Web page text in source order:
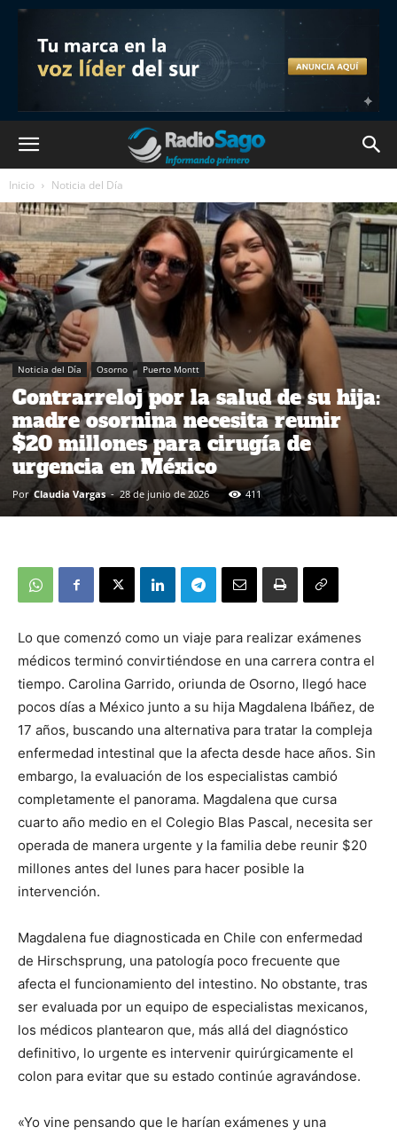
Inicio Noticia del Día
Noticia del Día Osorno Puerto Montt
Contrarreloj por la salud de su hija:
madre osornina necesita reunir
$20 millones para cirugía de
urgencia en México
Por Claudia Vargas - 28 de junio de 2026 411
Lo que comenzó como un viaje para realizar exámenes
médicos terminó convirtiéndose en una carrera contra el
tiempo. Carolina Garrido, oriunda de Osorno, llegó hace
pocos días a México junto a su hija Magdalena Ibáñez, de
17 años, buscando una alternativa para tratar la compleja
enfermedad intestinal que la afecta desde hace años. Sin
embargo, la evaluación de los especialistas cambió
completamente el panorama. Magdalena que cursa
cuarto año medio en el Colegio Blas Pascal, necesita ser
operada de manera urgente y la familia debe reunir $20
millones antes del lunes para hacer posible la
intervención.
Magdalena fue diagnosticada en Chile con enfermedad
de Hirschsprung, una patología poco frecuente que
afecta el funcionamiento del intestino. No obstante, tras
ser evaluada por un equipo de especialistas mexicanos,
los médicos plantearon que, más allá del diagnóstico
definitivo, lo urgente es intervenir quirúrgicamente el
colon para evitar que su estado continúe agravándose.
«Yo vine pensando que le harían exámenes y una